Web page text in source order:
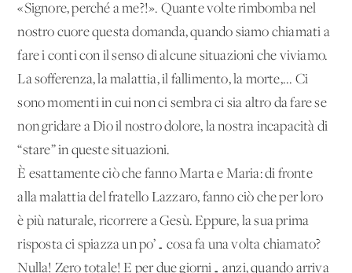
«Signore, perché a me?!». Quante volte rimbomba nel
nostro cuore questa domanda, quando siamo chiamati a
fare i conti con il senso di alcune situazioni che viviamo.
La sofferenza, la malattia, il fallimento, la morte,... Ci
sono momenti in cui non ci sembra ci sia altro da fare se
non gridare a Dio il nostro dolore, la nostra incapacità di
“stare” in queste situazioni.
È esattamente ciò che fanno Marta e Maria: di fronte
alla malattia del fratello Lazzaro, fanno ciò che per loro
è più naturale, ricorrere a Gesù. Eppure, la sua prima
risposta ci spiazza un po’… cosa fa una volta chiamato?
Nulla! Zero totale! E per due giorni… anzi, quando arriva